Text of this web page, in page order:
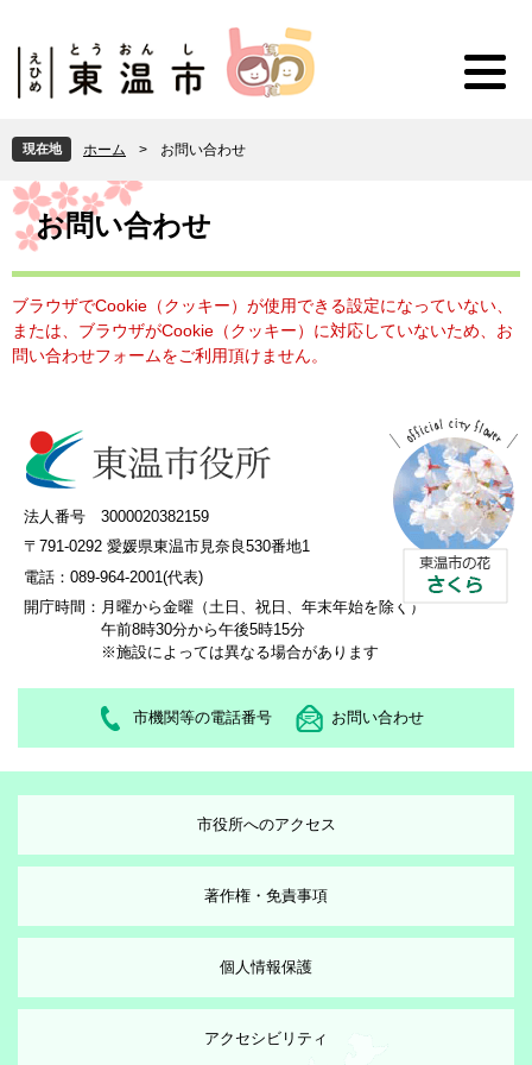
頭
で
す
。
飛
ば
し
て
本
現在地 ホーム > お問い合わせ
本
文 お問い合わせ
ブラウザでCookie（クッキー）が使用できる設定になっていない、
または、ブラウザがCookie（クッキー）に対応していないため、お
問い合わせフォームをご利用頂けません。
法人番号 3000020382159
〒791-0292 愛媛県東温市見奈良530番地1
電話：089-964-2001(代表)
開庁時間： 月曜から金曜（土日、祝日、年末年始を除く）
午前8時30分から午後5時15分
※施設によっては異なる場合があります
市機関等の電話番号 お問い合わせ
市役所へのアクセス
著作権・免責事項
個人情報保護
アクセシビリティ